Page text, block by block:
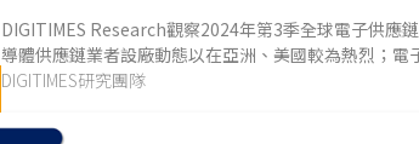
DIGITIMES Research觀察2024年第3季全球電子供應
導體供應鏈業者設廠動態以在亞洲、美國較為熱烈；電
業者動態則集中於東南亞，在這個...
DIGITIMES研究團隊